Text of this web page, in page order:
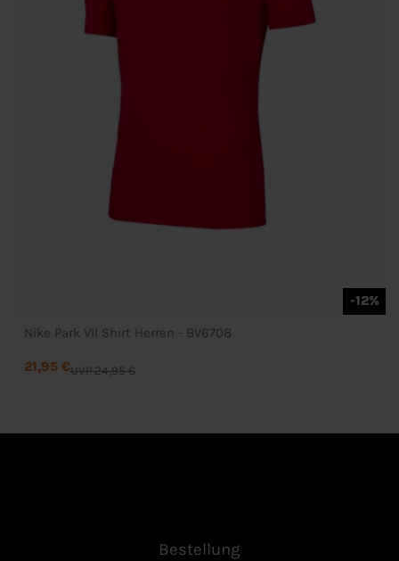
-12%
Nike Park VII Shirt Herren - BV6708
UVP 24,95 €
21,95 €
Bestellung